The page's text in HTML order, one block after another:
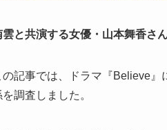
雲と共演する女優・山本舞香さ
の記事では、ドラマ『Believe
調査しました。